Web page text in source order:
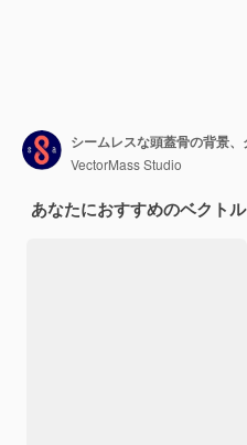
VectorMass Studio
あなたにおすすめのベクトル